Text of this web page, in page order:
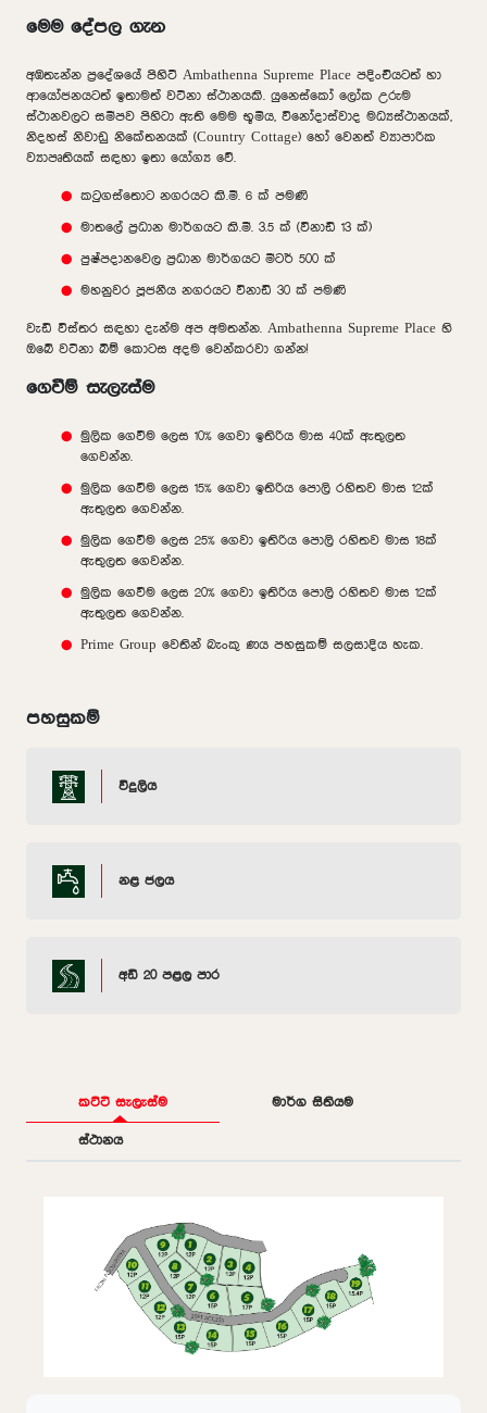
මෙම දේපල ගැන
අඹතැන්න ප්‍රදේශයේ පිහිටි Ambathenna Supreme Place පදිංචියටත් හා
ආයෝජනයටත් ඉතාමත් වටිනා ස්ථානයකි. යුනෙස්කෝ ලෝක උරුම
ස්ථානවලට සමීපව පිහිටා ඇති මෙම භූමිය, විනෝදාස්වාද මධ්‍යස්ථානයක්,
නිදහස් නිවාඩු නිකේතනයක් (Country Cottage) හෝ වෙනත් ව්‍යාපාරික
ව්‍යාපෘතියක් සඳහා ඉතා යෝග්‍ය වේ.
කටුගස්තොට නගරයට කි.මී. 6 ක් පමණි
මාතලේ ප්‍රධාන මාර්ගයට කි.මී. 3.5 ක් (විනාඩි 13 ක්)
පුෂ්පදානවෙල ප්‍රධාන මාර්ගයට මීටර් 500 ක්
මහනුවර පූජනීය නගරයට විනාඩි 30 ක් පමණි
වැඩි විස්තර සඳහා දැන්ම අප අමතන්න. Ambathenna Supreme Place හි
ඔබේ වටිනා බිම් කොටස අදම වෙන්කරවා ගන්න!
ගෙවීම් සැලැස්ම
මුලික ගෙවීම ලෙස 10% ගෙවා ඉතිරිය මාස 40ක් ඇතුලත
ගෙවන්න.
මුලික ගෙවීම ලෙස 15% ගෙවා ඉතිරිය පොලි රහිතව මාස 12ක්
ඇතුලත ගෙවන්න.
මුලික ගෙවීම ලෙස 25% ගෙවා ඉතිරිය පොලි රහිතව මාස 18ක්
ඇතුලත ගෙවන්න.
මුලික ගෙවීම ලෙස 20% ගෙවා ඉතිරිය පොලි රහිතව මාස 12ක්
ඇතුලත ගෙවන්න.
Prime Group වෙතින් බැංකු ණය පහසුකම් සලසාදිය හැක.
පහසුකම්
විදුලිය
නළ ජලය
අඩි 20 පළල පාර
කට්ටි සැලැස්ම මාර්ග සිතියම
ස්ථානය